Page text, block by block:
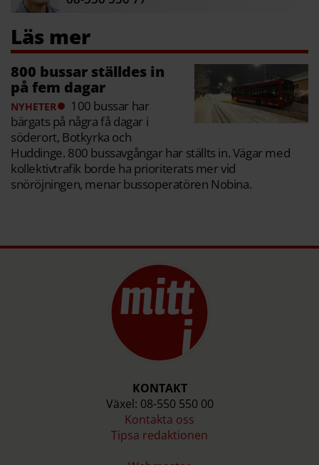
800 bussar ställdes in
på fem dagar
NYHETER
100 bussar har
bärgats på några få dagar i
söderort, Botkyrka och
Huddinge. 800 bussavgångar har ställts in. Vägar med
kollektivtrafik borde ha prioriterats mer vid
snöröjningen, menar bussoperatören Nobina.
KONTAKT
Växel: 08-550 550 00
Kontakta oss
Tipsa redaktionen